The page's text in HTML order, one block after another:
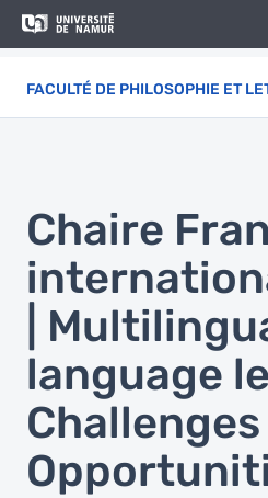
Aller au contenu principal
FACULTÉ DE PHILOSOPHIE ET
Aller
principal
Chaire
|
language
Challenges